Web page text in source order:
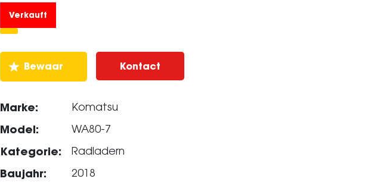
Verkauft
Kontact
Marke: Komatsu
Model: WA80-7
Kategorie: Radladern
Baujahr: 2018